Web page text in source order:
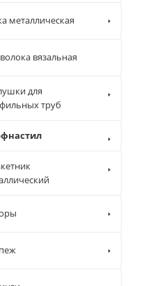
металлическая
вязальная
для
труб